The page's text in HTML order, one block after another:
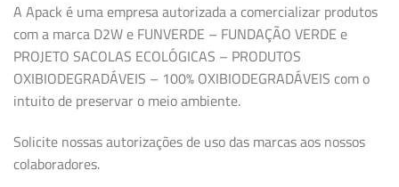
A Apack é uma empresa autorizada a comercializar produtos
com a marca D2W e FUNVERDE – FUNDAÇÃO VERDE e
PROJETO SACOLAS ECOLÓGICAS – PRODUTOS
OXIBIODEGRADÁVEIS – 100% OXIBIODEGRADÁVEIS com o
intuito de preservar o meio ambiente.
Solicite nossas autorizações de uso das marcas aos nossos
colaboradores.